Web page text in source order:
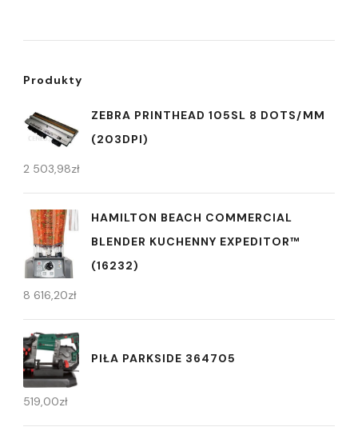
Produkty
ZEBRA PRINTHEAD 105SL 8 DOTS/MM
(203DPI)
2 503,98zł
HAMILTON BEACH COMMERCIAL
BLENDER KUCHENNY EXPEDITOR™
(16232)
8 616,20zł
PIŁA PARKSIDE 364705
519,00zł